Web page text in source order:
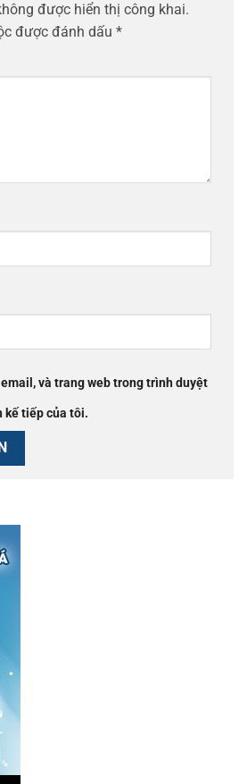
được hiển thị công khai.
được đánh dấu *
và trang web trong trình duyệt
kế tiếp của tôi.